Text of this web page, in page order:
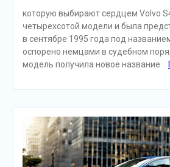
которую выбирают сердцем Volvo
четырехсотой модели и была
в сентябре 1995 года под
оспорено немцами в судебном
модель получила новое название